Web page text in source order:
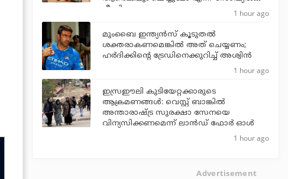
മീഡിയ
1 hour ago
മുംബൈ ഇന്ത്യന്‍സ് കൂടുതല്‍
ശക്തരാകണമെങ്കില്‍ അത് ചെയ്യണം;
ഹര്‍ദിക്കിന്റെ ട്രേഡിനെക്കുറിച്ച് അശ്വിന്‍
1 hour ago
ഇസ്രഈലി കുടിയേറ്റക്കാരുടെ
ആക്രമണങ്ങള്‍: വെസ്റ്റ് ബാങ്കില്‍
അന്താരാഷ്ട്ര സുരക്ഷാ സേനയെ
വിന്യസിക്കണമെന്ന് ലാന്‍ഡ് ഫോര്‍ ഓള്‍
1 hour ago
Advertisement